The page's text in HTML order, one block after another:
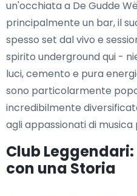
un'occhiata a De Gudde
principalmente un bar, il
spesso set dal vivo e
spirito underground qui -
luci, cemento e pura
sono particolarmente
incredibilmente
agli appassionati di musica
Club
con una Storia